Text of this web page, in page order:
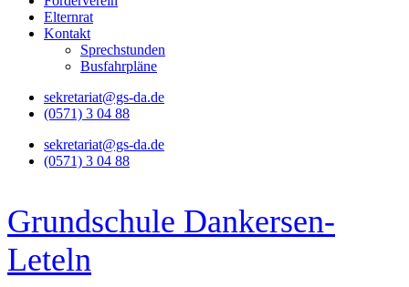
Elternrat
Kontakt
Sprechstunden
Busfahrpläne
sekretariat@gs-da.de
(0571) 3 04 88
sekretariat@gs-da.de
(0571) 3 04 88
Grundschule Dankersen-
Leteln